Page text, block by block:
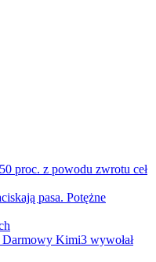
proc. z powodu zwrotu ceł
pasa. Potężne
Kimi3 wywołał